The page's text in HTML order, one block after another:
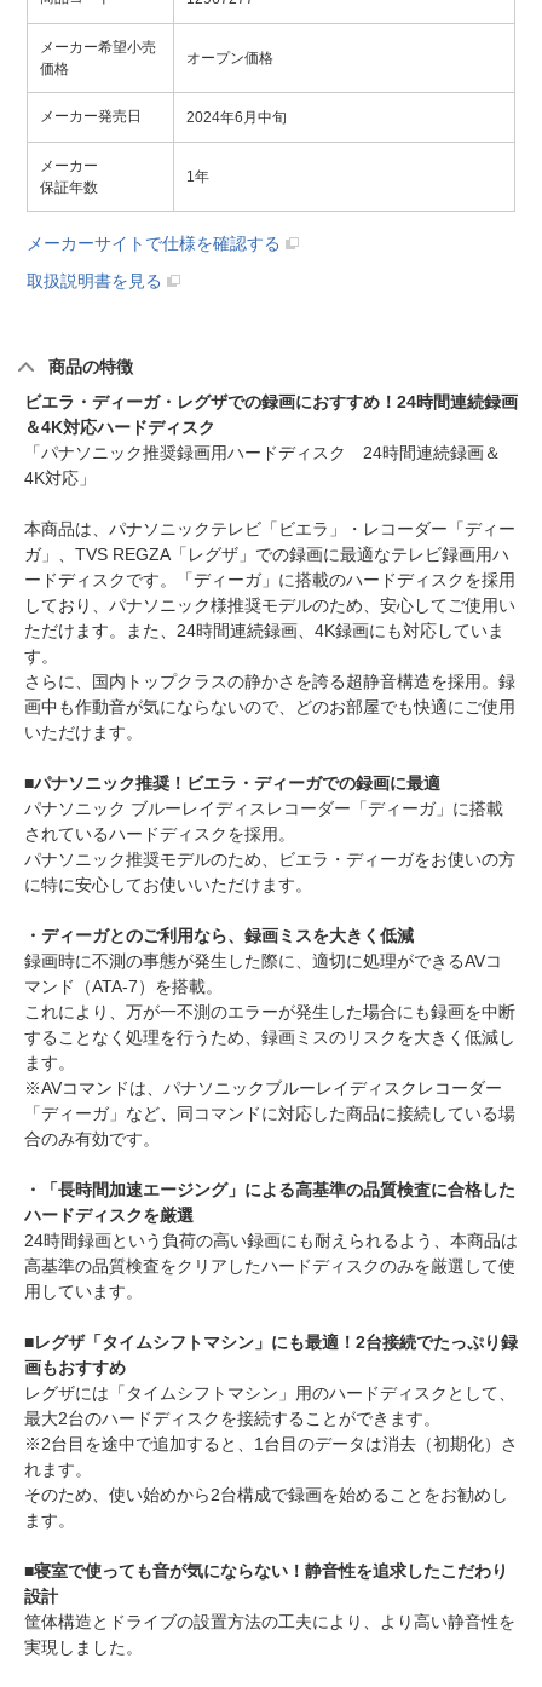
メーカー希望小売
価格
オープン価格
メーカー発売日 2024年6月中旬
メーカー
保証年数
1年
メーカーサイトで仕様を確認する
取扱説明書を見る
商品の特徴
ビエラ・ディーガ・レグザでの録画におすすめ！24時間連続録画
＆4K対応ハードディスク
「パナソニック推奨録画用ハードディスク 24時間連続録画＆
4K対応」
本商品は、パナソニックテレビ「ビエラ」・レコーダー「ディー
ガ」、TVS REGZA「レグザ」での録画に最適なテレビ録画用ハ
ードディスクです。「ディーガ」に搭載のハードディスクを採用
しており、パナソニック様推奨モデルのため、安心してご使用い
ただけます。また、24時間連続録画、4K録画にも対応していま
す。
さらに、国内トップクラスの静かさを誇る超静音構造を採用。録
画中も作動音が気にならないので、どのお部屋でも快適にご使用
いただけます。
■パナソニック推奨！ビエラ・ディーガでの録画に最適
パナソニック ブルーレイディスレコーダー「ディーガ」に搭載
されているハードディスクを採用。
パナソニック推奨モデルのため、ビエラ・ディーガをお使いの方
に特に安心してお使いいただけます。
・ディーガとのご利用なら、録画ミスを大きく低減
録画時に不測の事態が発生した際に、適切に処理ができるAVコ
マンド（ATA-7）を搭載。
これにより、万が一不測のエラーが発生した場合にも録画を中断
することなく処理を行うため、録画ミスのリスクを大きく低減し
ます。
※AVコマンドは、パナソニックブルーレイディスクレコーダー
「ディーガ」など、同コマンドに対応した商品に接続している場
合のみ有効です。
・「長時間加速エージング」による高基準の品質検査に合格した
ハードディスクを厳選
24時間録画という負荷の高い録画にも耐えられるよう、本商品は
高基準の品質検査をクリアしたハードディスクのみを厳選して使
用しています。
■レグザ「タイムシフトマシン」にも最適！2台接続でたっぷり録
画もおすすめ
レグザには「タイムシフトマシン」用のハードディスクとして、
最大2台のハードディスクを接続することができます。
※2台目を途中で追加すると、1台目のデータは消去（初期化）さ
れます。
そのため、使い始めから2台構成で録画を始めることをお勧めし
ます。
■寝室で使っても音が気にならない！静音性を追求したこだわり
設計
筐体構造とドライブの設置方法の工夫により、より高い静音性を
実現しました。